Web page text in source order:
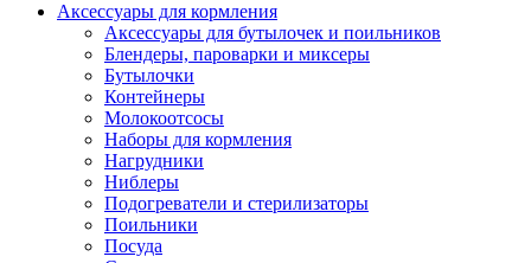
Аксессуары для кормления
Аксессуары для бутылочек и поильников
Блендеры, пароварки и миксеры
Бутылочки
Контейнеры
Молокоотсосы
Наборы для кормления
Нагрудники
Ниблеры
Подогреватели и стерилизаторы
Поильники
Посуда